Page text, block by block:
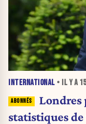
INTERNATIONAL • IL Y A
Londres
statistiques de